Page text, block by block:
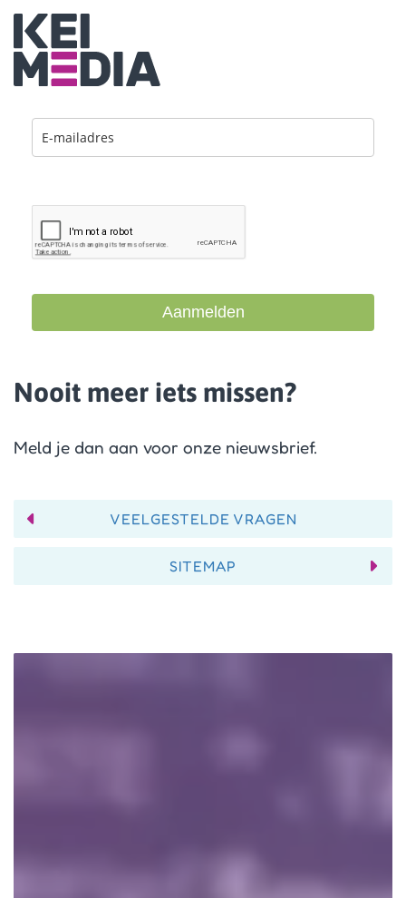
Aanmelden
Nooit meer iets missen?
Meld je dan aan voor onze nieuwsbrief.
VEELGESTELDE VRAGEN
SITEMAP